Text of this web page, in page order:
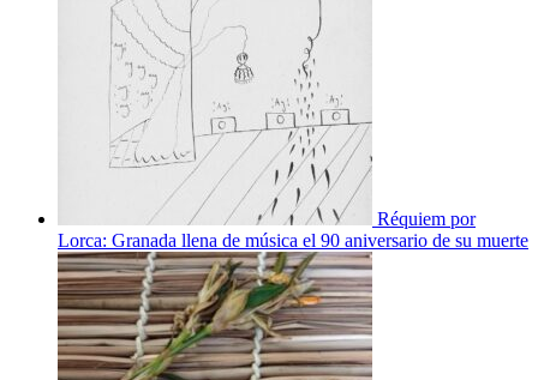
Réquiem por
Lorca: Granada llena de música el 90 aniversario de su muerte